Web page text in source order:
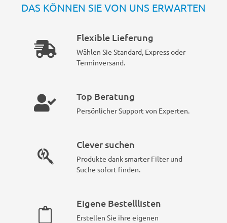
DAS KÖNNEN SIE VON UNS ERWARTEN
Flexible Lieferung
Wählen Sie Standard, Express oder
Terminversand.
Top Beratung
Persönlicher Support von Experten.
Clever suchen
Produkte dank smarter Filter und
Suche sofort finden.
Eigene Bestelllisten
Erstellen Sie ihre eigenen